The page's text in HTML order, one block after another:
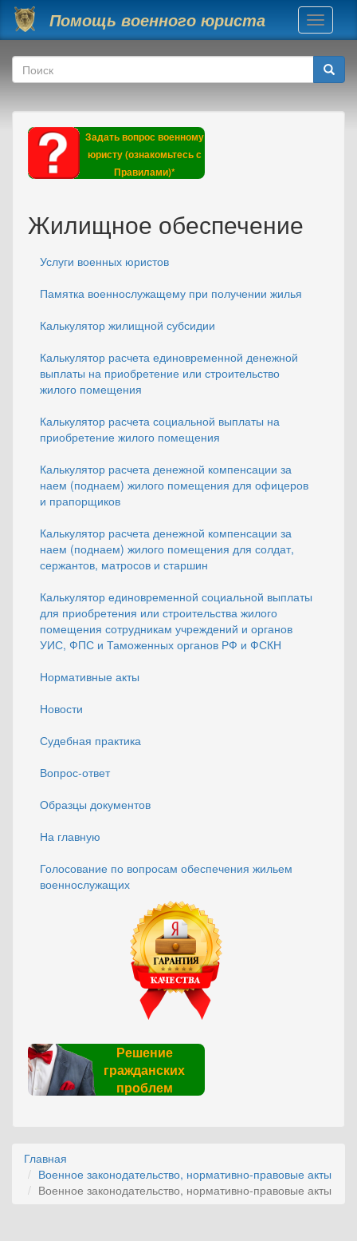
Перейти к основному содержанию
Помощь военного юриста
Toggle
Форма поиска
Поиск
Задать вопрос военному
юристу (ознакомьтесь с
Правилами)*
Жилищное обеспечение
Услуги военных юристов
Памятка военнослужащему при получении жилья
Калькулятор жилищной субсидии
Калькулятор расчета единовременной денежной
выплаты на приобретение или строительство
жилого помещения
Калькулятор расчета социальной выплаты на
приобретение жилого помещения
Калькулятор расчета денежной компенсации за
наем (поднаем) жилого помещения для офицеров
и прапорщиков
Калькулятор расчета денежной компенсации за
наем (поднаем) жилого помещения для солдат,
сержантов, матросов и старшин
Калькулятор единовременной социальной выплаты
для приобретения или строительства жилого
помещения сотрудникам учреждений и органов
УИС, ФПС и Таможенных органов РФ и ФСКН
Нормативные акты
Новости
Судебная практика
Вопрос-ответ
Образцы документов
На главную
Голосование по вопросам обеспечения жильем
военнослужащих
Решение
гражданских
проблем
Главная
Военное законодательство, нормативно-правовые акты
Военное законодательство, нормативно-правовые акты